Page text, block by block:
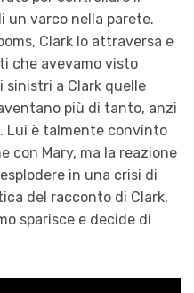
un varco nella parete.
Clark lo attraversa e
che avevamo visto
sinistri a Clark quelle
più di tanto, anzi
Lui è talmente convinto
con Mary, ma la reazione
in una crisi di
del racconto di Clark,
sparisce e decide di